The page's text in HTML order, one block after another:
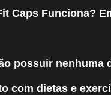
Funciona?
possuir
com dietas e